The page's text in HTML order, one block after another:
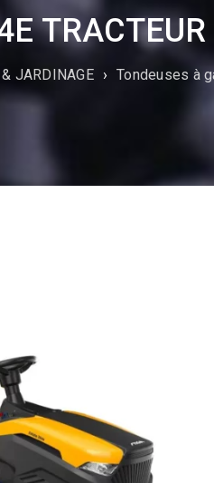
JARDINAGE › Tondeuses à